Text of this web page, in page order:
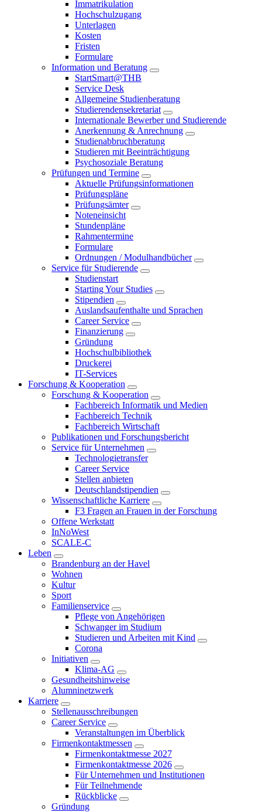
Immatrikulation
Hochschulzugang
Unterlagen
Kosten
Fristen
Formulare
Information und Beratung
StartSmart@THB
Service Desk
Allgemeine Studienberatung
Studierendensekretariat
Internationale Bewerber und Studierende
Anerkennung & Anrechnung
Studienabbruchberatung
Studieren mit Beeinträchtigung
Psychosoziale Beratung
Prüfungen und Termine
Aktuelle Prüfungsinformationen
Prüfungspläne
Prüfungsämter
Noteneinsicht
Stundenpläne
Rahmentermine
Formulare
Ordnungen / Modulhandbücher
Service für Studierende
Studienstart
Starting Your Studies
Stipendien
Auslandsaufenthalte und Sprachen
Career Service
Finanzierung
Gründung
Hochschulbibliothek
Druckerei
IT-Services
Forschung & Kooperation
Forschung & Kooperation
Fachbereich Informatik und Medien
Fachbereich Technik
Fachbereich Wirtschaft
Publikationen und Forschungsbericht
Service für Unternehmen
Technologietransfer
Career Service
Stellen anbieten
Deutschlandstipendien
Wissenschaftliche Karriere
F3 Fragen an Frauen in der Forschung
Offene Werkstatt
InNoWest
SCALE-C
Leben
Brandenburg an der Havel
Wohnen
Kultur
Sport
Familienservice
Pflege von Angehörigen
Schwanger im Studium
Studieren und Arbeiten mit Kind
Corona
Initiativen
Klima-AG
Gesundheitshinweise
Alumninetzwerk
Karriere
Stellenausschreibungen
Career Service
Veranstaltungen im Überblick
Firmenkontaktmessen
Firmenkontaktmesse 2027
Firmenkontaktmesse 2026
Für Unternehmen und Institutionen
Für Teilnehmende
Rückblicke
Gründung